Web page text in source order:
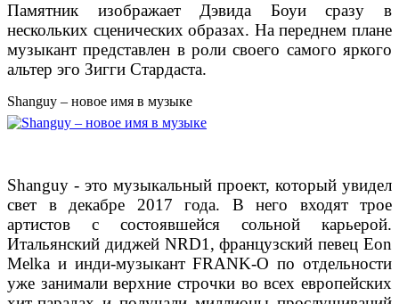
Памятник изображает Дэвида Боуи сразу в
нескольких сценических образах. На переднем плане
музыкант представлен в роли своего самого яркого
альтер эго Зигги Стардаста.
Shanguy – новое имя в музыке
Shanguy - это музыкальный проект, который увидел
свет в декабре 2017 года. В него входят трое
артистов с состоявшейся сольной карьерой.
Итальянский диджей NRD1, французский певец Eon
Melka и инди-музыкант FRANK-O по отдельности
уже занимали верхние строчки во всех европейских